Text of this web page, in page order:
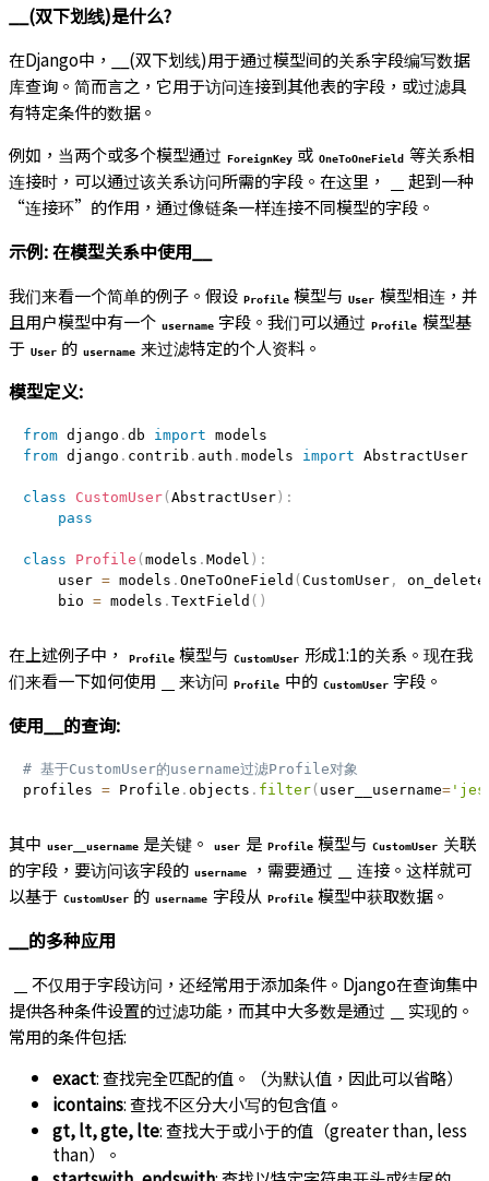
__(双下划线)是什么?
在Django中，__(双下划线)用于通过模型间的关系字段编写数据
库查询。简而言之，它用于访问连接到其他表的字段，或过滤具
有特定条件的数据。
例如，当两个或多个模型通过 ForeignKey 或 OneToOneField 等关系相
连接时，可以通过该关系访问所需的字段。在这里，
起到一种
“连接环”的作用，通过像链条一样连接不同模型的字段。
示例: 在模型关系中使用__
我们来看一个简单的例子。假设 Profile 模型与 User 模型相连，并
且用户模型中有一个 username 字段。我们可以通过 Profile 模型基
于 User 的 username 来过滤特定的个人资料。
模型定义:
from django . db import
from django . contrib . auth . models import AbstractUser
class CustomUser( AbstractUser) :
pass
class Profile ( models . Model ) :
    user
= models . OneToOneField ( CustomUser, on_delete
    bio
= models . TextField ( )
在上述例子中， Profile 模型与 CustomUser 形成1:1的关系。现在我
们来看一下如何使用
来访问 Profile 中的 CustomUser 字段。
使用__的查询:
# 基于CustomUser的username过滤Profile对象
profiles = Profile . objects . filter( user__username=
其中 user__username 是关键。 user 是 Profile 模型与 CustomUser 关联
的字段，要访问该字段的 username ，需要通过
连接。这样就可
以基于 CustomUser 的 username 字段从 Profile 模型中获取数据。
__的多种应用
不仅用于字段访问，还经常用于添加条件。Django在查询集中
提供各种条件设置的过滤功能，而其中大多数是通过
实现的。
常用的条件包括:
exact: 查找完全匹配的值。（为默认值，因此可以省略）
icontains: 查找不区分大小写的包含值。
gt, lt, gte, lte: 查找大于或小于的值（greater than, less
than）。